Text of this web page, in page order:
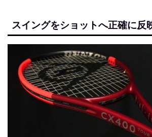
スイングをショットへ正確に反